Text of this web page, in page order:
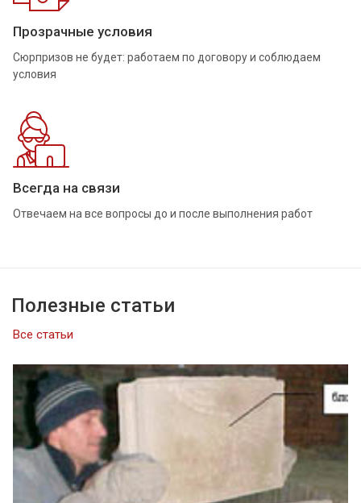
Прозрачные условия
Сюрпризов не будет: работаем по договору и соблюдаем
условия
Всегда на связи
Отвечаем на все вопросы до и после выполнения работ
Все статьи
Полезные статьи